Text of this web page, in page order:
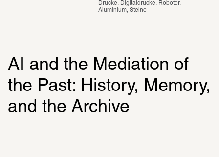
Drucke, Digitaldrucke, Roboter,
Aluminium, Steine
AI and the Mediation of
the Past: History, Memory,
and the Archive